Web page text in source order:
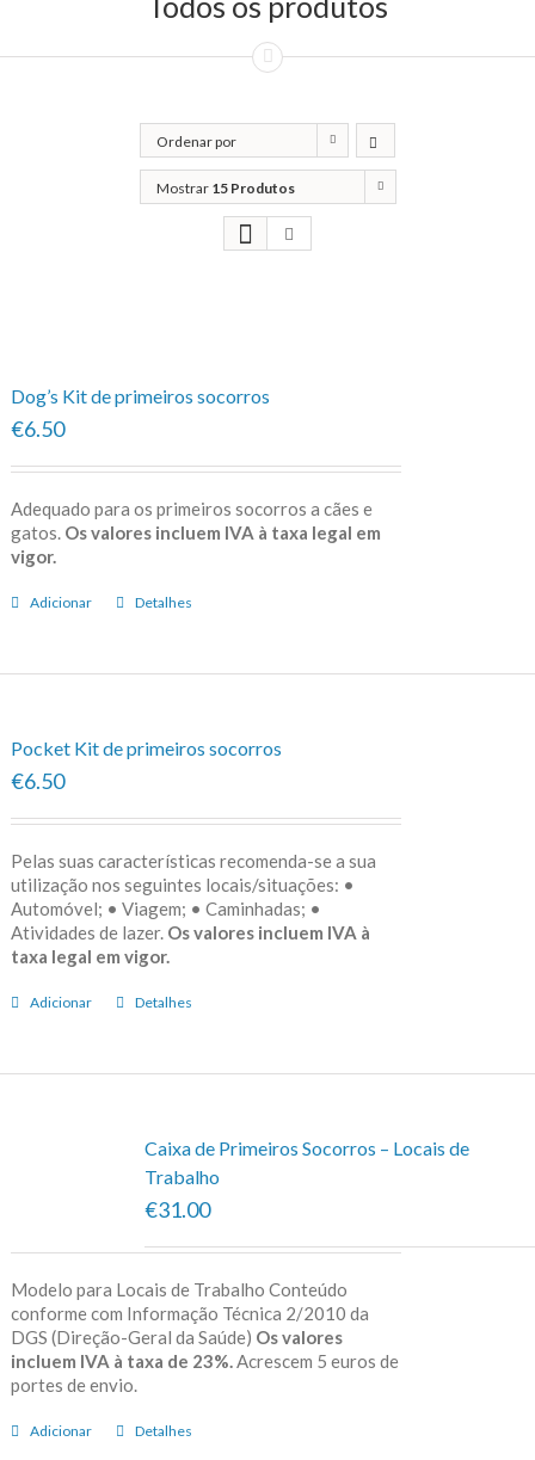
Ordenar por
Classificação
Mostrar 15 Produtos
Dog’s Kit de primeiros socorros
€6.50
Adequado para os primeiros socorros a cães e
gatos. Os valores incluem IVA à taxa legal em
vigor.
Adicionar Detalhes
Pocket Kit de primeiros socorros
€6.50
Pelas suas características recomenda-se a sua
utilização nos seguintes locais/situações: •
Automóvel; • Viagem; • Caminhadas; •
Atividades de lazer. Os valores incluem IVA à
taxa legal em vigor.
Adicionar Detalhes
Caixa de Primeiros Socorros – Locais de
Trabalho
€31.00
Modelo para Locais de Trabalho Conteúdo
conforme com Informação Técnica 2/2010 da
DGS (Direção-Geral da Saúde) Os valores
incluem IVA à taxa de 23%. Acrescem 5 euros de
portes de envio.
Adicionar Detalhes